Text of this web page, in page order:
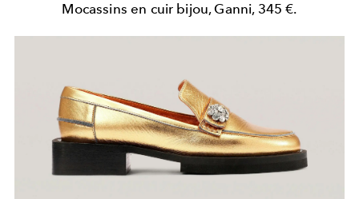
Mocassins en cuir bijou, Ganni, 345 €.